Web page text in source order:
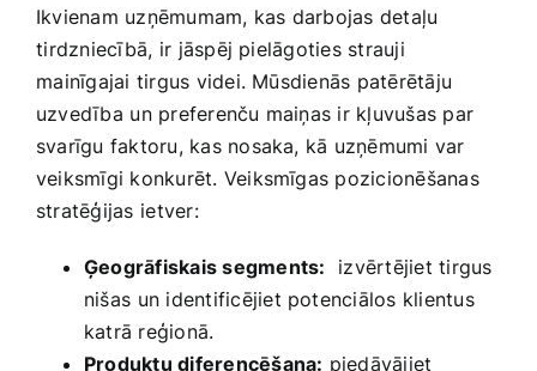
Ikvienam uzņēmumam, kas darbojas detaļu
⁢tirdzniecībā,⁤ ir jāspēj pielāgoties strauji
⁢mainīgajai tirgus videi. Mūsdienās patērētāju
uzvedība ⁢un preferenču ​maiņas ir kļuvušas par
svarīgu faktoru, ‍kas nosaka, kā uzņēmumi var
veiksmīgi konkurēt. Veiksmīgas pozicionēšanas
stratēģijas⁣ ietver:
Ģeogrāfiskais segments: ⁤ izvērtējiet tirgus
nišas⁢ un identificējiet potenciālos klientus
katrā reģionā.
Produktu diferencēšana: piedāvājiet